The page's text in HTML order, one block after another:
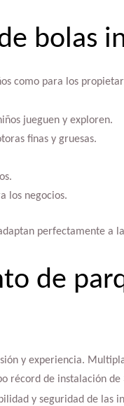
bolas
como para los
jueguen y exploren.
finas y gruesas.
los negocios.
perfectamente a
de
y experiencia.
récord de instalación de
y seguridad de las